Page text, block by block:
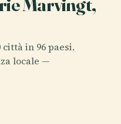
in 96 paesi.
locale —